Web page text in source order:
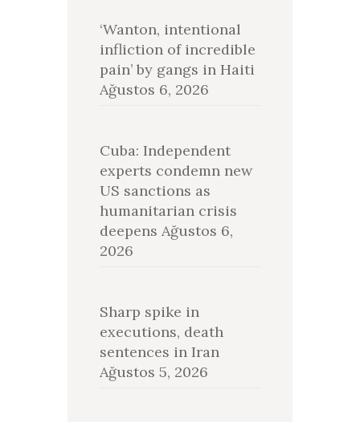
‘Wanton, intentional
infliction of incredible
pain’ by gangs in Haiti
Ağustos 6, 2026
Cuba: Independent
experts condemn new
US sanctions as
humanitarian crisis
deepens Ağustos 6,
2026
Sharp spike in
executions, death
sentences in Iran
Ağustos 5, 2026